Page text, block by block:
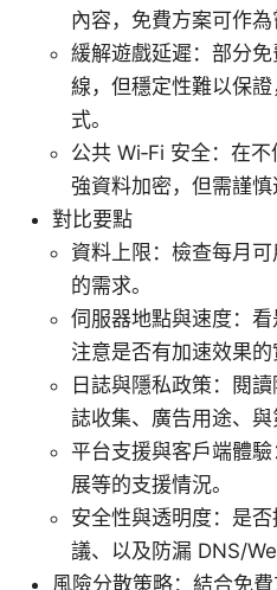
內容，免費方案可作為
緩解遊戲延遲：部分
線，但穩定性難以保
式。
公共 Wi‑Fi 安全：在
強資料加密，但需謹慎
對比要點
資料上限：檢查每月
的需求。
伺服器地點與速度：
注意是否有加速效果的
日誌與隱私政策：閱
誌收集、廣告用途、與
平台支援與客戶端體
展等的支援情況。
安全性與透明度：是
議、以及防漏 DNS/
風險分散策略：結合免